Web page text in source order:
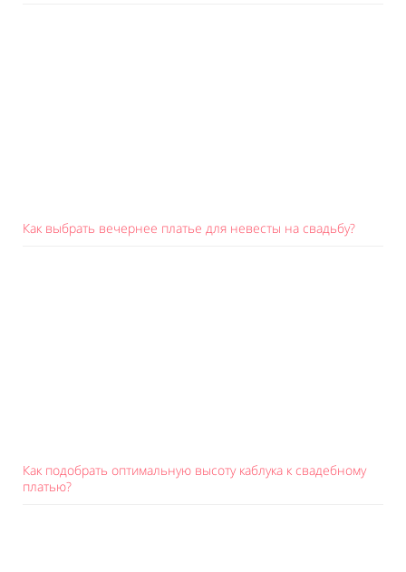
Как выбрать вечернее платье для невесты на свадьбу?
Как подобрать оптимальную высоту каблука к свадебному
платью?